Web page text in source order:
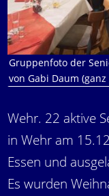
Gruppenfoto der
von Gabi Daum
Wehr. 22 aktive
in Wehr am
Essen und
Es wurden